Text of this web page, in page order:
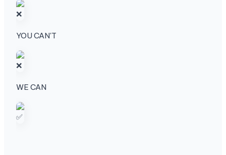
YOU CAN'T
WE CAN